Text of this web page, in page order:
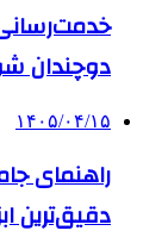
دوچندان
۱۴۰۵/۰۴/۱۵
راهنمای
دقیق‌ترین